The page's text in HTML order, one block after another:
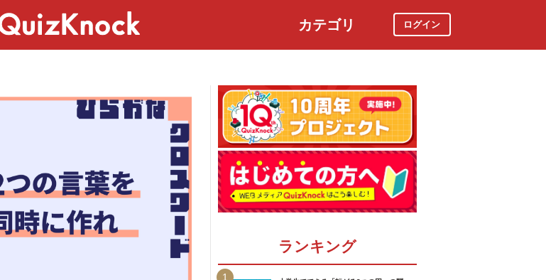
カテゴリ ログイン
ランキング
1